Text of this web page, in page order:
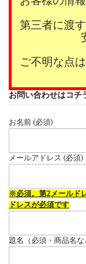
第三者に渡
ご不明な点
お問い合わせはコチ
お名前 (必須)
メールアドレス (必須)
※必須。第2メールド
ドレスが必須です
題名（必須・商品名な